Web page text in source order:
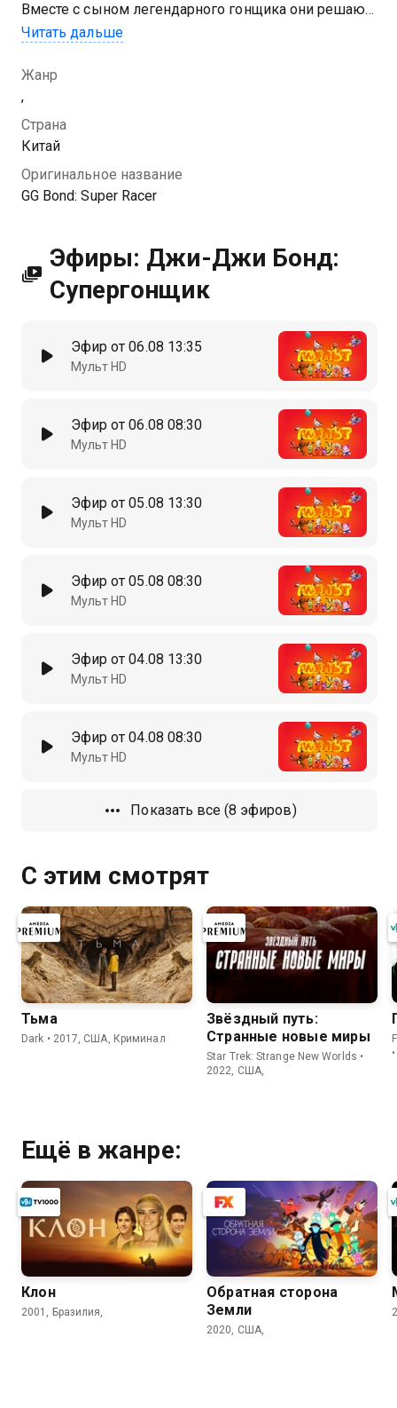
Вместе с сыном легендарного гонщика они решают
принять участие в турнире, чтобы пройти в
Читать дальше
Жанр
,
Страна
Китай
Оригинальное название
GG Bond: Super Racer
Эфиры: Джи-Джи Бонд:
Супергонщик
Эфир от 06.08 13:35
Мульт HD
Эфир от 06.08 08:30
Мульт HD
Эфир от 05.08 13:30
Мульт HD
Эфир от 05.08 08:30
Мульт HD
Эфир от 04.08 13:30
Мульт HD
Эфир от 04.08 08:30
Мульт HD
Показать все (8 эфиров)
С этим смотрят
Тьма
Dark • 2017, США, Криминал
Звёздный путь:
Странные новые миры
Star Trek: Strange New Worlds •
2022, США,
Ещё в жанре:
Клон
2001, Бразилия,
Обратная сторона
Земли
2020, США,